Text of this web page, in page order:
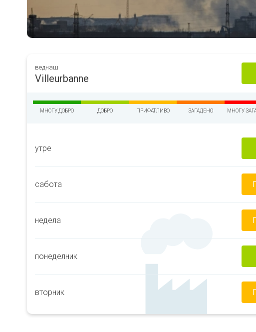
веднаш
Villeurbanne
МНОГУ ДОБРО ДОБРО ПРИФАТЛИВО ЗАГАДЕНО МНОГУ
утре
сабота
недела
понеделник
вторник